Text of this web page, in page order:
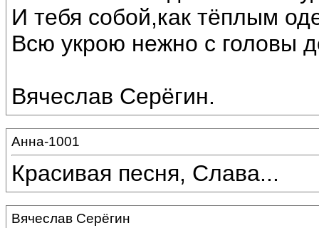
И тебя собой,как тёплым
Всю укрою нежно с головы
Вячеслав Серёгин.
Анна-1001
Красивая песня, Слава...
Вячеслав Серёгин